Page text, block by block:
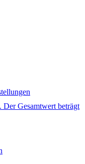
Der Gesamtwert beträgt